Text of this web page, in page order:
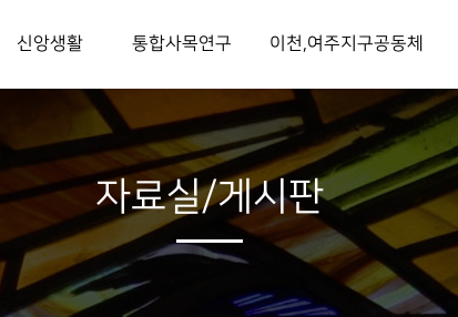
신앙생활
입교안내
기본교리
매일미사
성사안내
예비자교리게시판
연령회공지게시판
통합사목연구
본당사목방문
본당사목
사회사목
통합사목지
통합사목 자료실
공생공빈나눔실천
이천,여주지구공동체
이천소속본당
성지
시설 및 기관
교육기관
수도회
교우와 거래해요
이천,여주지구공동체게시판
자료실/게시판